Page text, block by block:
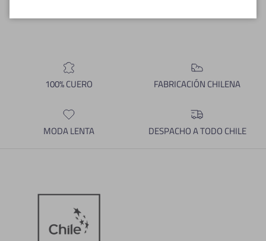
100% CUERO FABRICACIÓN CHILENA
MODA LENTA DESPACHO A TODO CHILE